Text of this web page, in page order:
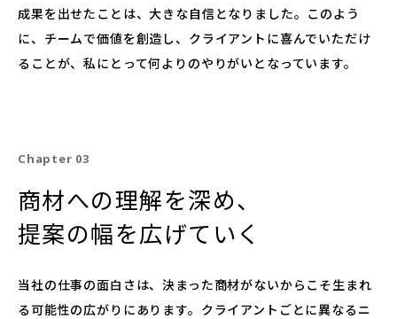
成果を出せたことは、大きな自信となりました。このよう
に、チームで価値を創造し、クライアントに喜んでいただけ
ることが、私にとって何よりのやりがいとなっています。
Chapter 03
商材への理解を深め、
提案の幅を広げていく
当社の仕事の面白さは、決まった商材がないからこそ生まれ
る可能性の広がりにあります。クライアントごとに異なるニ